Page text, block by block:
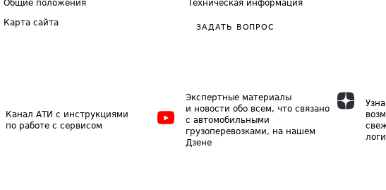
Общие положения
Карта сайта
Техническая информация
ЗАДАТЬ ВОПРОС
Канал АТИ с инструкциями
по работе с сервисом
Экспертные материалы
и новости обо всем, что связано
с автомобильными
грузоперевозками, на нашем
Дзене